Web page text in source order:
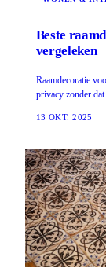
Beste
vergeleken
Raamdecoratie
privacy zonder
13 OKT. 2025